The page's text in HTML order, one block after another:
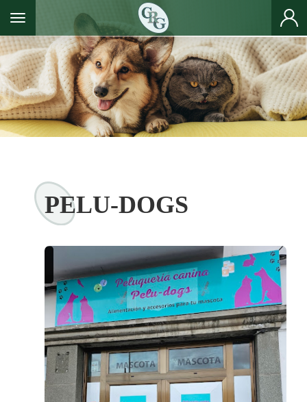
Toggle navigation
PELU-DOGS